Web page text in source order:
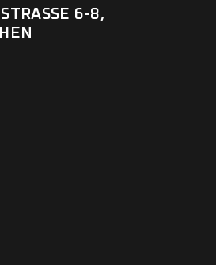
6-8,